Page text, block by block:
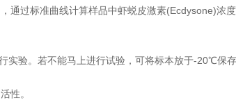
通过标准曲线计算样品中虾蜕皮激素(Ecdysone)浓度
实验。若不能马上进行试验，可将标本放于-20℃保
性。